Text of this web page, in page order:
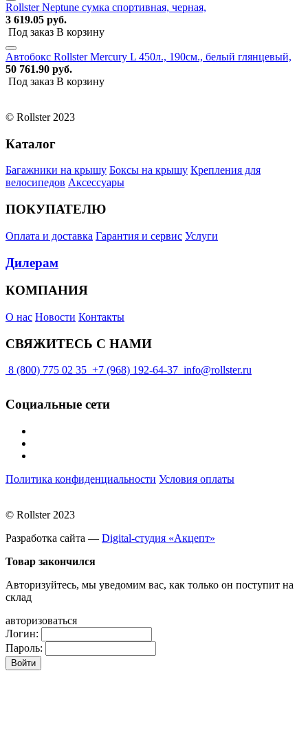
Rollster Neptune сумка спортивная, черная,
3 619.05 руб.
Под заказ В корзину
Автобокс Rollster Mercury L 450л., 190см., белый глянцевый,
50 761.90 руб.
Под заказ В корзину
© Rollster 2023
Каталог
Багажники на крышу Боксы на крышу Крепления для
велосипедов Аксессуары
ПОКУПАТЕЛЮ
Оплата и доставка Гарантия и сервис Услуги
Дилерам
КОМПАНИЯ
О нас Новости Контакты
СВЯЖИТЕСЬ С НАМИ
8 (800) 775 02 35 +7 (968) 192-64-37 info@rollster.ru
Социальные сети
Политика конфиденциальности Условия оплаты
© Rollster 2023
Разработка сайта — Digital-студия «Акцепт»
Товар закончился
Авторизуйтесь, мы уведомим вас, как только он поступит на
склад
авторизоваться
Логин:
Пароль: